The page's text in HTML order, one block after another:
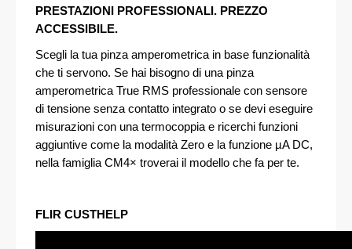
PRESTAZIONI PROFESSIONALI. PREZZO
ACCESSIBILE.
Scegli la tua pinza amperometrica in base funzionalità
che ti servono. Se hai bisogno di una pinza
amperometrica True RMS professionale con sensore
di tensione senza contatto integrato o se devi eseguire
misurazioni con una termocoppia e ricerchi funzioni
aggiuntive come la modalità Zero e la funzione µA DC,
nella famiglia CM4× troverai il modello che fa per te.
FLIR CUSTHELP